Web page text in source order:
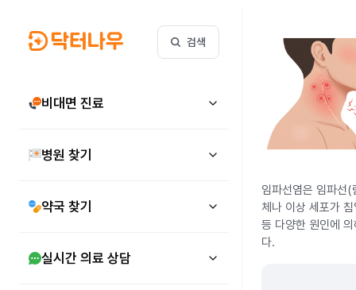
검색
비대면 진료
병원 찾기
약국 찾기
실시간 의료 상담
임파선염은 임파선
체나 이상 세포가
등 다양한 원인에
다.